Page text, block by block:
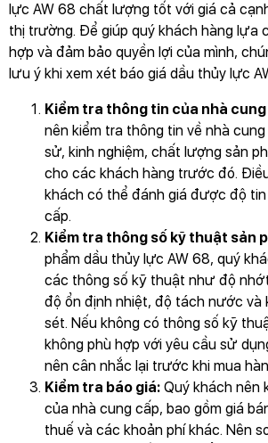
lực AW 68 chất lượng tốt với giá cả
thị trường. Để giúp quý khách hàng lựa
hợp và đảm bảo quyền lợi của mình,
lưu ý khi xem xét báo giá dầu thủy lực
Kiểm tra thông tin của nhà
nên kiểm tra thông tin về nhà
sử, kinh nghiệm, chất lượng sản
cho các khách hàng trước đó.
khách có thể đánh giá được độ
cấp.
Kiểm tra thông số kỹ thuật sản
phẩm dầu thủy lực AW 68, quý
các thông số kỹ thuật như độ
độ ổn định nhiệt, độ tách nước và
sét. Nếu không có thông số kỹ
không phù hợp với yêu cầu sử
nên cân nhắc lại trước khi mua
Kiểm tra báo giá: Quý khách nên
của nhà cung cấp, bao gồm giá
thuế và các khoản phí khác. Nên